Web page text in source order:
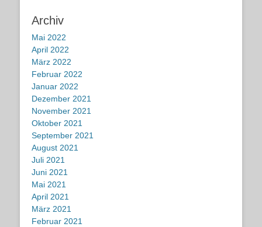
Archiv
Mai 2022
April 2022
März 2022
Februar 2022
Januar 2022
Dezember 2021
November 2021
Oktober 2021
September 2021
August 2021
Juli 2021
Juni 2021
Mai 2021
April 2021
März 2021
Februar 2021